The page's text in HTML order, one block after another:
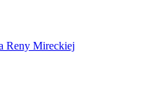
Reny Mireckiej